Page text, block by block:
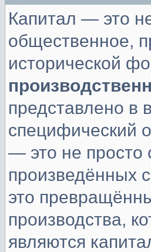
Капитал — это
общественное,
исторической
представлено в
специфический
— это не просто
произведённых
это
производства,
являются